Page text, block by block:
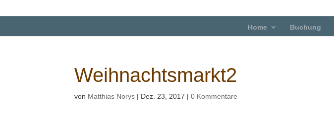
Home Buchung
Weihnachtsmarkt2
von Matthias Norys| Dez. 23, 2017 | 0 Kommentare